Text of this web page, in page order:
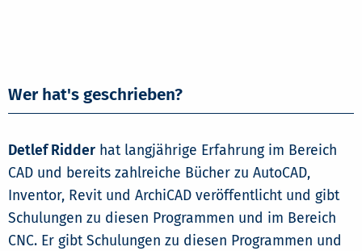
Wer hat's geschrieben?
Detlef Ridder hat langjährige Erfahrung im Bereich
CAD und bereits zahlreiche Bücher zu AutoCAD,
Inventor, Revit und ArchiCAD veröffentlicht und gibt
Schulungen zu diesen Programmen und im Bereich
CNC. Er gibt Schulungen zu diesen Programmen und